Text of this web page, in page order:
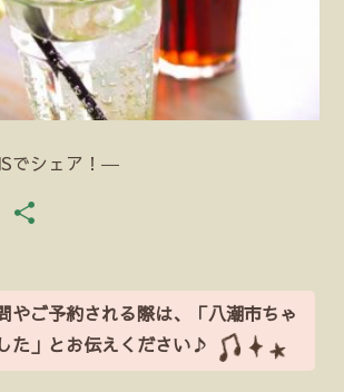
でシェア！―
Line
やご予約される際は、「八潮市ちゃ
た」とお伝えください♪